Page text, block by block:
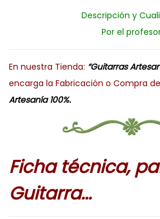
Descripción y
Por el
En nuestra Tienda: “Guitarras
encarga la Fabricación o Compra
Artesanía 100%.
Ficha técnica,
Guitarra...